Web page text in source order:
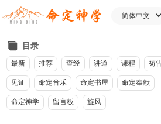
目录
最新 推荐 查经 讲道 课程 祷
见证 命定音乐 命定书屋 命定奉献
命定神学 留言板 旋风